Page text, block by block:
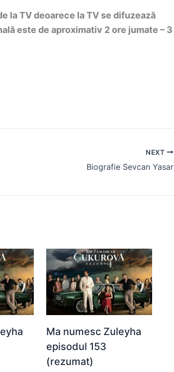
la TV deoarece la TV se difuzează
este de aproximativ 2 ore jumate – 3
NEXT
Biografie Sevcan Yasar
Ma numesc Zuleyha
episodul 153
(rezumat)